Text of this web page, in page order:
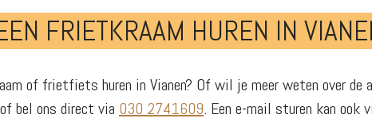
FRIETKRAAM HUREN IN
of frietfiets huren in Vianen? Of wil je meer weten over
bel ons direct via 030 2741609. Een e-mail sturen kan ook